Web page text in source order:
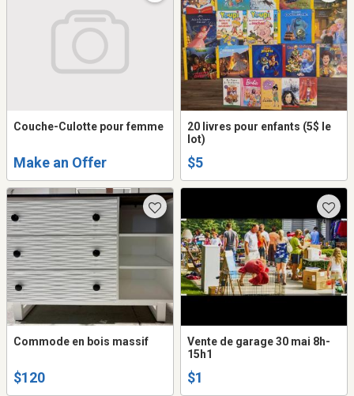
Couche-Culotte pour femme
Make an Offer
20 livres pour enfants (5$ le
lot)
$5
Commode en bois massif
$120
Vente de garage 30 mai 8h-
15h1
$1